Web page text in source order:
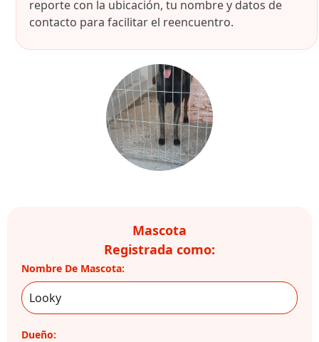
reporte con la ubicación, tu nombre y datos de
contacto para facilitar el reencuentro.
Mascota
Registrada como:
Nombre De Mascota:
Dueño: